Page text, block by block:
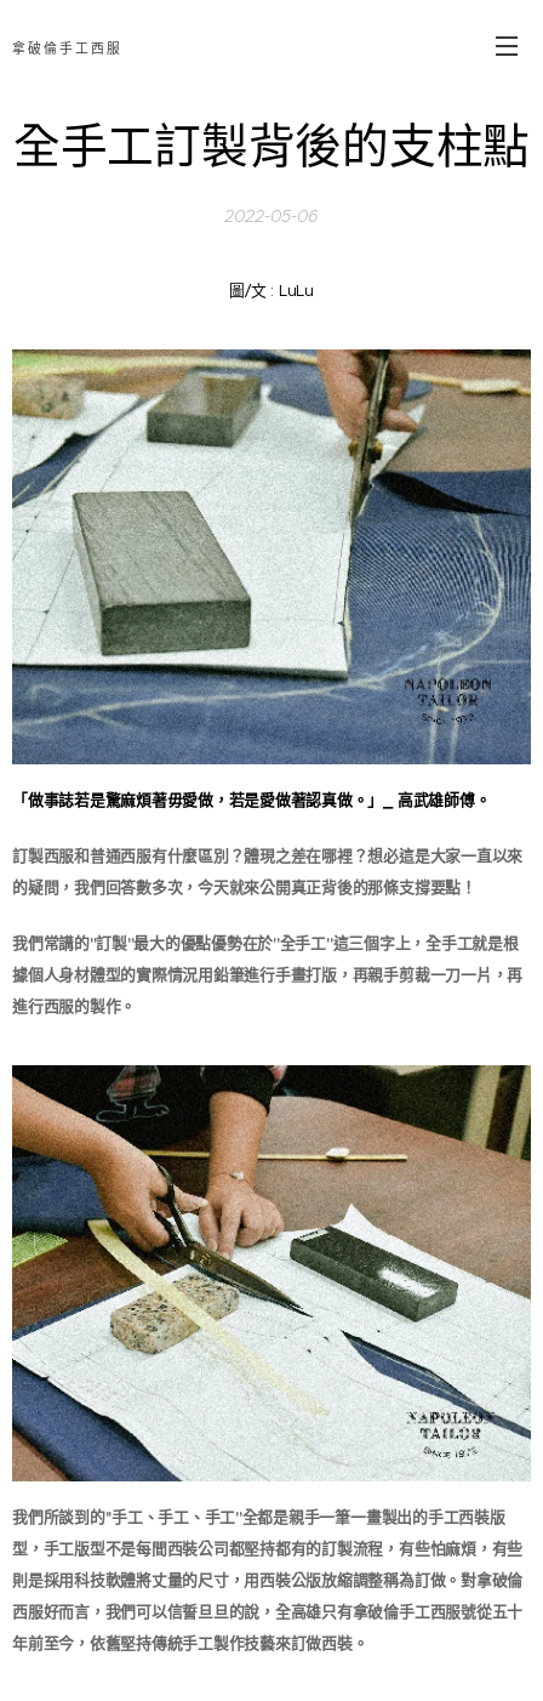
拿破倫手工西服
全手工訂製背後的支柱點
2022-05-06
圖/文 : LuLu
「做事誌若是驚麻煩著毋愛做，若是愛做著認真做。」⎯ 高武雄師傅。
訂製西服和普通西服有什麼區別？體現之差在哪裡？想必這是大家一直以來
的疑問，我們回答數多次，今天就來公開真正背後的那條支撐要點！​
我們常講的''訂製''最大的優點優勢在於''全手工''這三個字上，全手工就是根
據個人身材體型的實際情況用鉛筆進行手畫打版，再親手剪裁一刀一片，再
進行西服的製作。
我們所談到的''手工、手工、手工''全都是親手一筆一畫製出的手工西裝版
型，手工版型不是每間西裝公司都堅持都有的訂製流程，有些怕麻煩，有些
則是採用科技軟體將丈量的尺寸，用西裝公版放縮調整稱為訂做。對拿破倫
西服好而言，我們可以信誓旦旦的說，全高雄只有拿破倫手工西服號從五十
年前至今，依舊堅持傳統手工製作技藝來訂做西裝。​